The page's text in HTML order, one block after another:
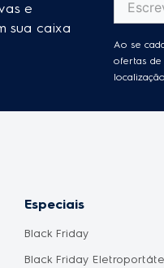
e
sua caixa
Ao se
ofertas de
Especiais
Black Friday
Black Friday